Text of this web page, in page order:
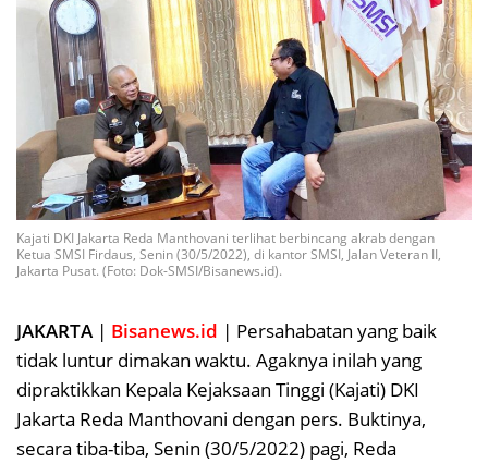
Kajati DKI Jakarta Reda Manthovani terlihat berbincang akrab dengan
Ketua SMSI Firdaus, Senin (30/5/2022), di kantor SMSI, Jalan Veteran II,
Jakarta Pusat. (Foto: Dok-SMSI/Bisanews.id).
JAKARTA | Bisanews.id | Persahabatan yang baik
tidak luntur dimakan waktu. Agaknya inilah yang
dipraktikkan Kepala Kejaksaan Tinggi (Kajati) DKI
Jakarta Reda Manthovani dengan pers. Buktinya,
secara tiba-tiba, Senin (30/5/2022) pagi, Reda